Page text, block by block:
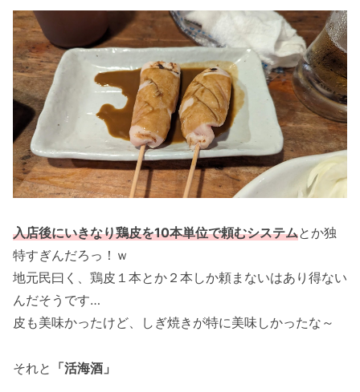
入店後にいきなり鶏皮を10本単位で頼むシステムとか独
特すぎんだろっ！ｗ
地元民曰く、鶏皮１本とか２本しか頼まないはあり得ない
んだそうです…
皮も美味かったけど、しぎ焼きが特に美味しかったな～
それと 「活海酒」